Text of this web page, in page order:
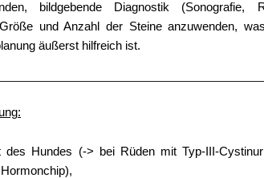
bildgebende Diagnostik (Sonografie,
und Anzahl der Steine anzuwenden,
äußerst hilfreich ist.
des Hundes (-> bei Rüden mit Typ-III-